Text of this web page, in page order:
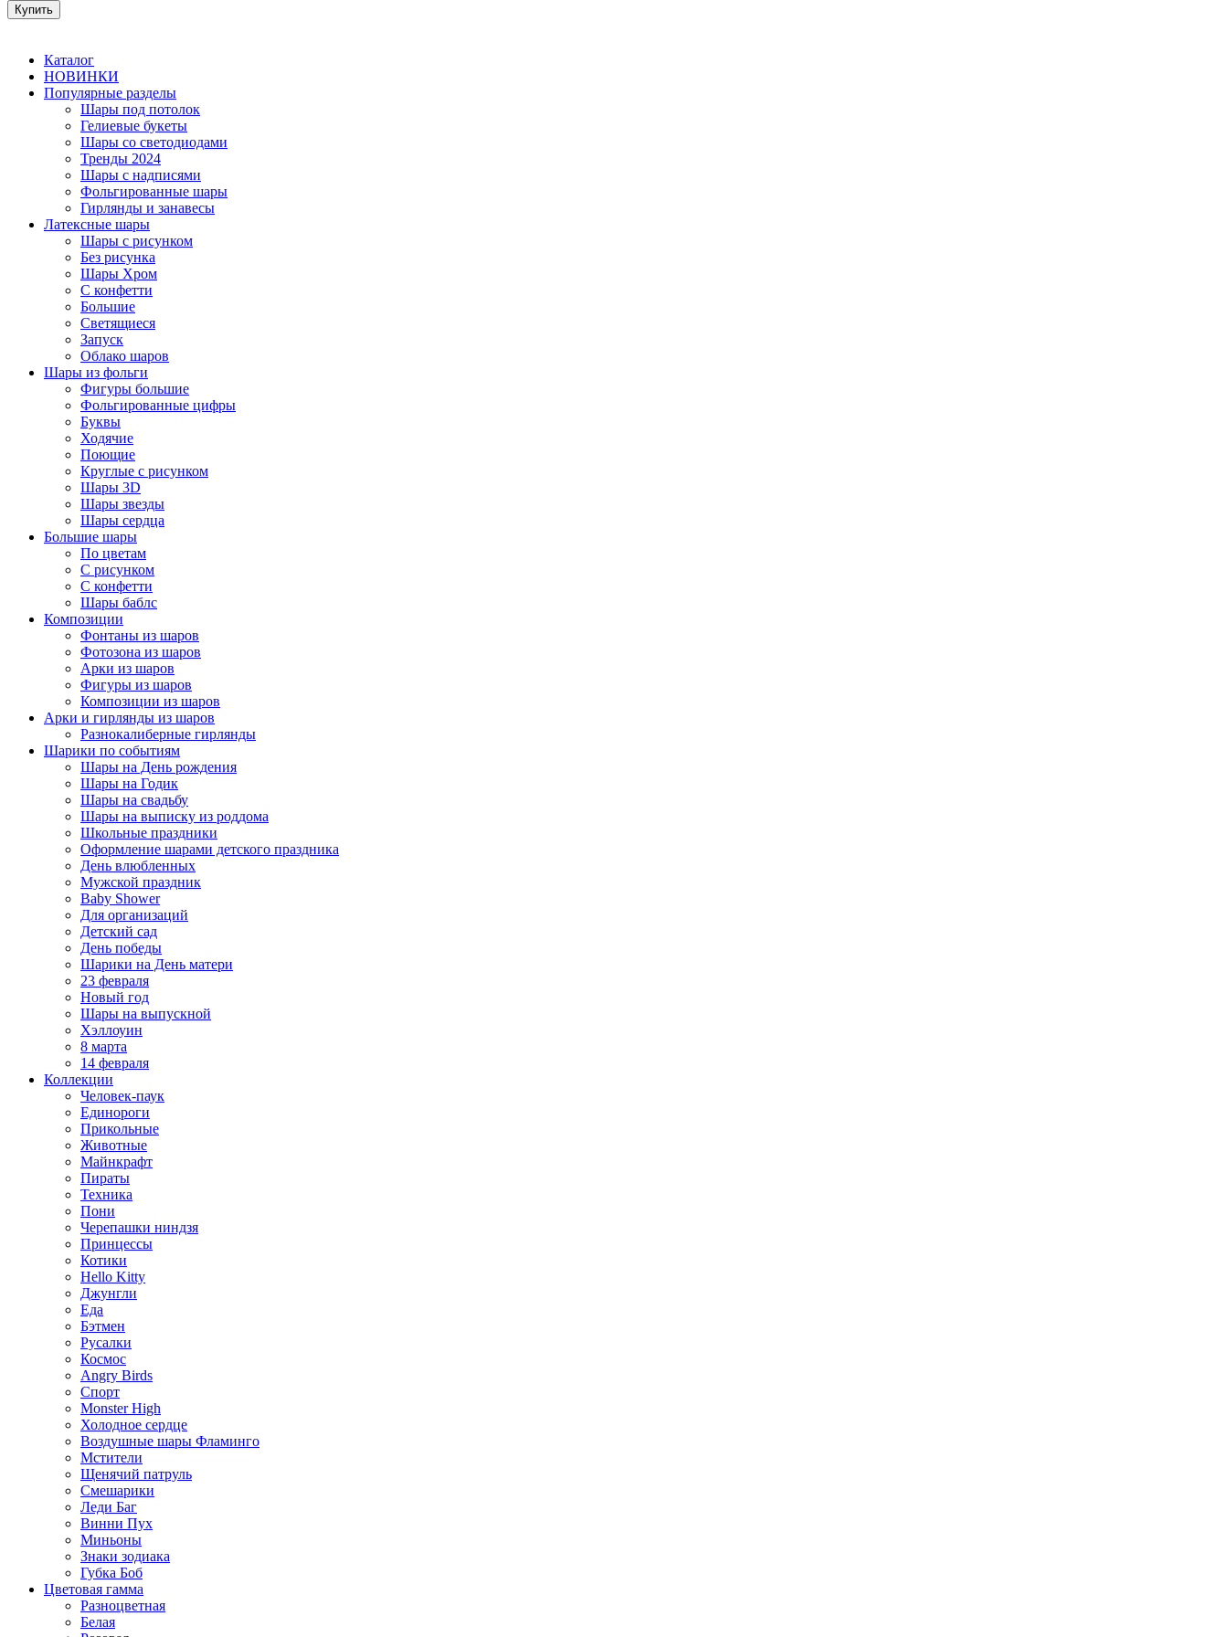
Каталог
НОВИНКИ
Популярные разделы
Шары под потолок
Гелиевые букеты
Шары со светодиодами
Тренды 2024
Шары с надписями
Фольгированные шары
Гирлянды и занавесы
Латексные шары
Шары с рисунком
Без рисунка
Шары Хром
C конфетти
Большие
Светящиеся
Запуск
Облако шаров
Шары из фольги
Фигуры большие
Фольгированные цифры
Буквы
Ходячие
Поющие
Круглые с рисунком
Шары 3D
Шары звезды
Шары сердца
Большие шары
По цветам
С рисунком
С конфетти
Шары баблс
Композиции
Фонтаны из шаров
Фотозона из шаров
Арки из шаров
Фигуры из шаров
Композиции из шаров
Арки и гирлянды из шаров
Разнокалиберные гирлянды
Шарики по событиям
Шары на День рождения
Шары на Годик
Шары на свадьбу
Шары на выписку из роддома
Школьные праздники
Оформление шарами детского праздника
День влюбленных
Мужской праздник
Baby Shower
Для организаций
Детский сад
День победы
Шарики на День матери
23 февраля
Новый год
Шары на выпускной
Хэллоуин
8 марта
14 февраля
Коллекции
Человек-паук
Единороги
Прикольные
Животные
Майнкрафт
Пираты
Техника
Пони
Черепашки ниндзя
Принцессы
Котики
Hello Kitty
Джунгли
Еда
Бэтмен
Русалки
Космос
Angry Birds
Спорт
Monster High
Холодное сердце
Воздушные шары Фламинго
Мстители
Щенячий патруль
Смешарики
Леди Баг
Винни Пух
Миньоны
Знаки зодиака
Губка Боб
Цветовая гамма
Разноцветная
Белая